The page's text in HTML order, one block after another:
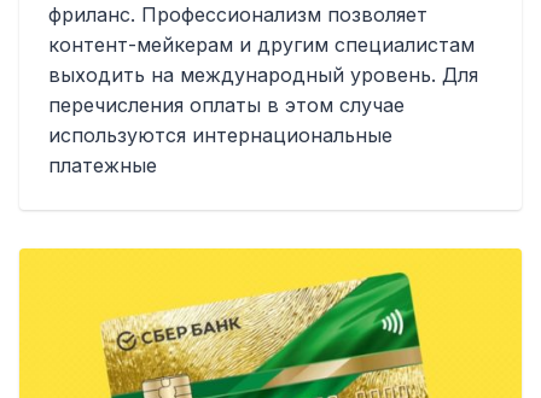
фриланс. Профессионализм позволяет
контент-мейкерам и другим специалистам
выходить на международный уровень. Для
перечисления оплаты в этом случае
используются интернациональные
платежные